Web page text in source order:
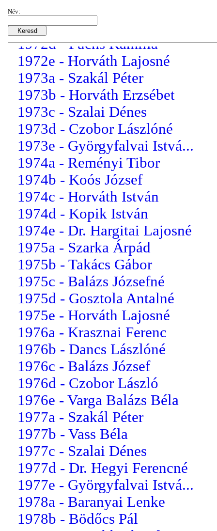
Név:1972b - dr. Tárnok Pálné
1972c - Czobor László
1972d - Fuchs Kamilla
1972e - Horváth Lajosné
1973a - Szakál Péter
1973b - Horváth Erzsébet
1973c - Szalai Dénes
1973d - Czobor Lászlóné
1973e - Györgyfalvai Istvá...
1974a - Reményi Tibor
1974b - Koós József
1974c - Horváth István
1974d - Kopik István
1974e - Dr. Hargitai Lajosné
1975a - Szarka Árpád
1975b - Takács Gábor
1975c - Balázs Józsefné
1975d - Gosztola Antalné
1975e - Horváth Lajosné
1976a - Krasznai Ferenc
1976b - Dancs Lászlóné
1976c - Balázs József
1976d - Czobor László
1976e - Varga Balázs Béla
1977a - Szakál Péter
1977b - Vass Béla
1977c - Szalai Dénes
1977d - Dr. Hegyi Ferencné
1977e - Györgyfalvai Istvá...
1978a - Baranyai Lenke
1978b - Bödőcs Pál